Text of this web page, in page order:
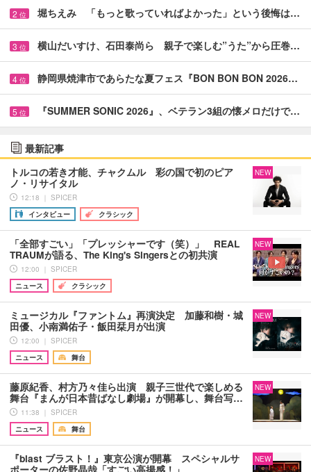
2 位 堀ちえみ 「もっと歌っていればよかった」という後悔は…
3 位 横山だいすけ、石田泰尚ら 親子で楽しむ”うた”から圧巻…
4 位 静岡県焼津市であらたな夏フェス『BON BON BON 2026…
5 位 『SUMMER SONIC 2026』、ベテラン3組の懐メロだけで…
最新記事
トルコの若き才能、チャクムル 彩の国で初のピア
ノ・リサイタル
12:18 ｜ SPICER
インタビュー
クラシック
NEW
「全部すごい」「プレッシャーです（笑）」 REAL
TRAUMが語る、The King's Singersとの初共演
12:00 ｜ SPICER
ニュース
クラシック
NEW
ミュージカル『ファントム』再演決定 加藤和樹・城
田優、小南満佑子・飯田栞月が出演
12:00 ｜ SPICER
ニュース
舞台
NEW
藤原紀香、村方乃々佳ら出演 親子三世代で楽しめる
舞台『まんが日本昔ばなし劇場』が開幕し、舞台写…
11:38 ｜ SPICER
ニュース
舞台
NEW
『blast ブラスト！』東京公演が開幕 スペシャルサ
NEW